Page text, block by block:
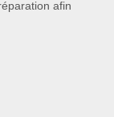
afin